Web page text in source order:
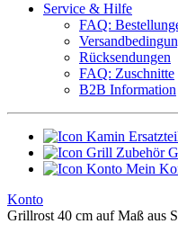
Service & Hilfe
FAQ:
Rücksendungen
FAQ: Zuschnitte
B2B Information
Zubehör
Mein
Konto
Grillrost 40 cm auf Maß aus